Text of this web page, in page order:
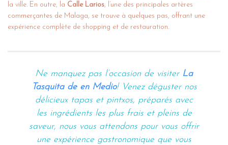
la ville. En outre, la Calle Larios, l’une des principales artères
commerçantes de Malaga, se trouve à quelques pas, offrant une
expérience complète de shopping et de restauration.
Ne manquez pas l’occasion de visiter La
Tasquita de en Medio! Venez déguster nos
délicieux tapas et pintxos, préparés avec
les ingrédients les plus frais et pleins de
saveur, nous vous attendons pour vous offrir
une expérience gastronomique que vous